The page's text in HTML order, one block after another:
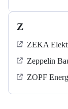
Z
ZEKA
Zeppelin
ZOPF